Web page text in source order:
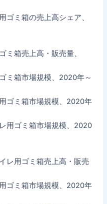
ミ箱の売上高シェア、
箱売上高・販売量、
箱市場規模、2020年～
ミ箱市場規模、2020年
ゴミ箱市場規模、2020
用ゴミ箱売上高・販売
ミ箱市場規模、2020年